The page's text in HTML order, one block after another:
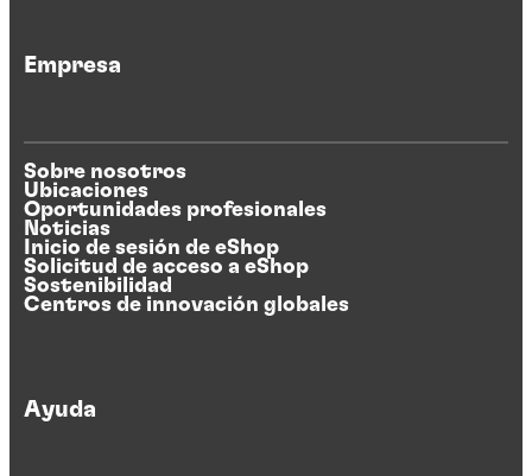
Empresa
Sobre nosotros
Ubicaciones
Oportunidades profesionales
Noticias
Inicio de sesión de eShop
Solicitud de acceso a eShop
Sostenibilidad
Centros de innovación globales
Ayuda